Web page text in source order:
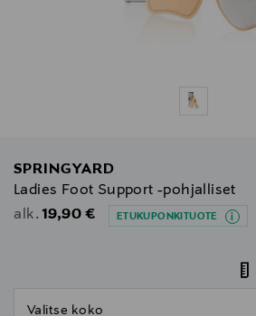
SPRINGYARD
Ladies Foot Support -pohjalliset
alk. Original Price
19,90 € ETUKUPONKITUOTE